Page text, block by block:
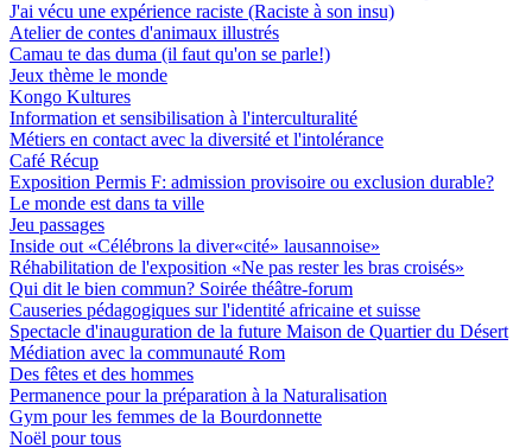
J'ai vécu une expérience raciste (Raciste à son insu)
Atelier de contes d'animaux illustrés
Camau te das duma (il faut qu'on se parle!)
Jeux thème le monde
Kongo Kultures
Information et sensibilisation à l'interculturalité
Métiers en contact avec la diversité et l'intolérance
Café Récup
Exposition Permis F: admission provisoire ou exclusion durable?
Le monde est dans ta ville
Jeu passages
Inside out «Célébrons la diver«cité» lausannoise»
Réhabilitation de l'exposition «Ne pas rester les bras croisés»
Qui dit le bien commun? Soirée théâtre-forum
Causeries pédagogiques sur l'identité africaine et suisse
Spectacle d'inauguration de la future Maison de Quartier du Désert
Médiation avec la communauté Rom
Des fêtes et des hommes
Permanence pour la préparation à la Naturalisation
Gym pour les femmes de la Bourdonnette
Noël pour tous